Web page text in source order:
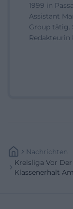
1999 in
Assistant
Group tätig.
Redakteurin
Nachrichten
Kreisliga Vor
Klassenerhalt